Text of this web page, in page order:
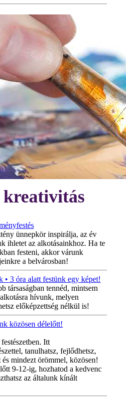
kreativitás
ünnepkör inspirálja, az év
ihletet az alkotásainkhoz. Ha te
festeni, akkor várunk
a belvárosban!
• 3 óra alatt festünk egy képet!
társaságban tennéd, mintsem
hívunk, melyen
előképzettség nélkül is!
közösen délelőtt!
Itt
tanulhatsz, fejlődhetsz,
mindezt örömmel, közösen!
9-12-ig, hozhatod a kedvenc
az általunk kínált